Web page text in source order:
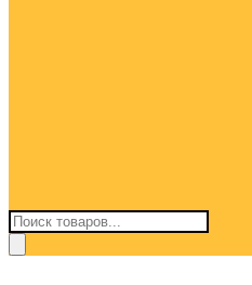
Поиск
товаров